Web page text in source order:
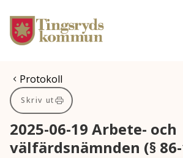
Gå till innehåll
Gå till huvudmeny
Du är här:
Protokoll
Skriv ut
2025-06-19 Arbete- och
välfärdsnämnden (§